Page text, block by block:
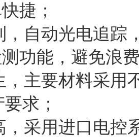
捷；
自动光电追踪
功能，避免浪
主要材料采用
求；
采用进口电控